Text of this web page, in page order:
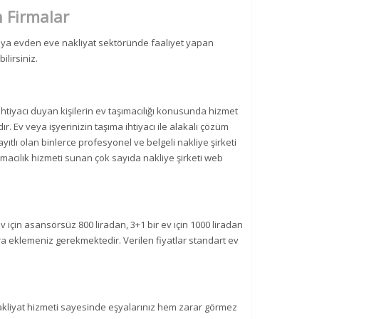
Firmalar
evden eve nakliyat sektöründe faaliyet yapan
duyan kişilerin ev taşımacılığı konusunda hizmet
Ev veya işyerinizin taşıma ihtiyacı ile alakalı çözüm
olan binlerce profesyonel ve belgeli nakliye şirketi
hizmeti sunan çok sayıda nakliye şirketi web
asansörsüz 800 liradan, 3+1 bir ev için 1000 liradan
eklemeniz gerekmektedir. Verilen fiyatlar standart ev
hizmeti sayesinde eşyalarınız hem zarar görmez